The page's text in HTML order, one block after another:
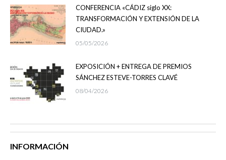
CONFERENCIA «CÁDIZ siglo XX:
TRANSFORMACIÓN Y EXTENSIÓN DE LA
CIUDAD.»
05/05/2026
EXPOSICIÓN + ENTREGA DE PREMIOS
SÁNCHEZ ESTEVE-TORRES CLAVÉ
08/04/2026
INFORMACIÓN